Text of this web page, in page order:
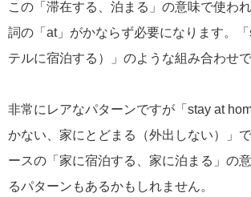
この「滞在する、泊まる」の意味で使わ
詞の「at」がかならず必要になります。
テルに宿泊する）」のような組み合わせで
非常にレアなパターンですが「stay at
かない、家にとどまる（外出しない）」
ースの「家に宿泊する、家に泊まる」の
るパターンもあるかもしれません。